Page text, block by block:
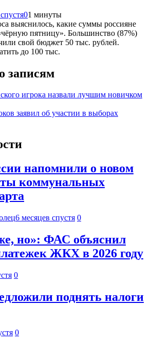
01 минуты
выяснилось, какие суммы россияне
пятницу». Большинство (87%)
свой бюджет 50 тыс. рублей.
до 100 тыс.
записям
игрока назвали лучшим новичком
заявил об участии в выборах
напомнили о новом
коммунальных
6 месяцев спустя 0
но»: ФАС объяснил
ЖКХ в 2026 году
0
поднять налоги
0